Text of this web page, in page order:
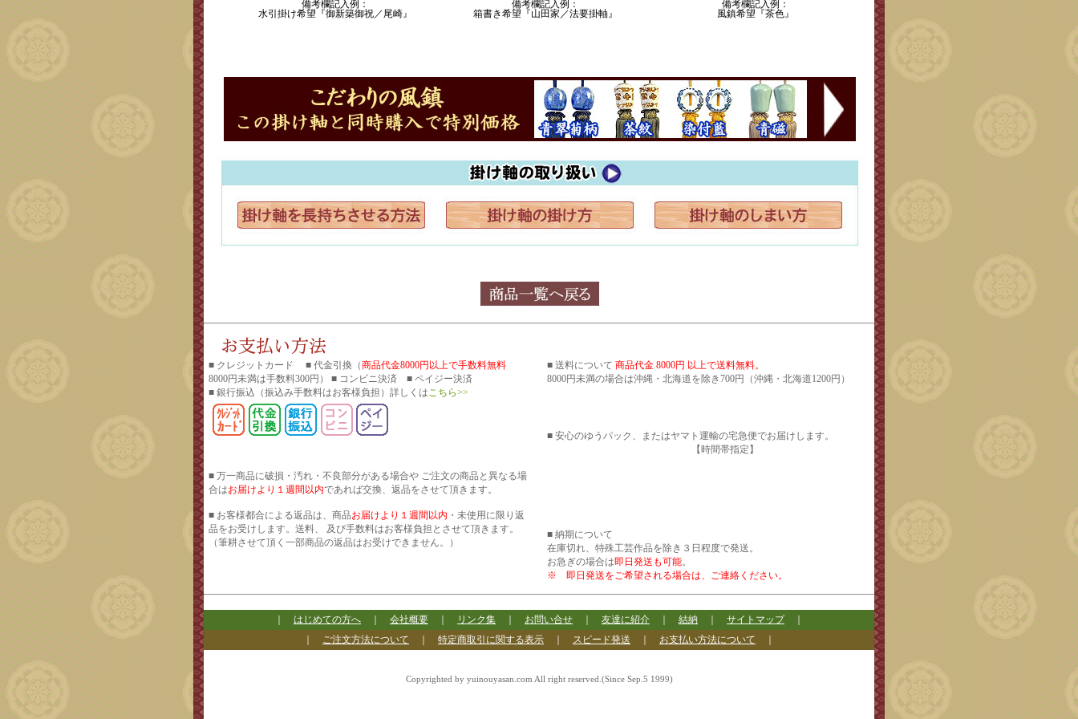
備考欄記入例：
水引掛け希望『御新築御祝／尾崎』
備考欄記入例：
箱書き希望『山田家／法要掛軸』
備考欄記入例：
風鎮希望『茶色』
■ クレジットカード ■ 代金引換（商品代金8000円以上で手数料無料
8000円未満は手数料300円） ■ コンビニ決済 ■ ペイジー決済
■ 銀行振込 （振込み手数料はお客様負担）詳しくはこちら>>
■ 万一商品に破損・汚れ・不良部分がある場合や ご注文の商品と異なる場
合はお届けより１週間以内であれば交換、返品をさせて頂きます。
■ お客様都合による返品は、商品お届けより１週間以内 ・未使用に限り返
品をお受けします。送料、 及び手数料はお客様負担とさせて頂きます。
（筆耕させて頂く一部商品の返品はお受けできません。）
■ 送料について 商品代金 8000円 以上で送料無料。
8000円未満の場合は沖縄・北海道を除き700円（沖縄・北海道1200円）
■ 安心のゆうパック、またはヤマト運輸の宅急便でお届けします。
【時間帯指定】
■ 納期について
在庫切れ、特殊工芸作品を除き３日程度で発送。
お急ぎの場合は即日発送も可能。
※ 即日発送をご希望される場合は、ご連絡ください。
はじめての方へ 会社概要 リンク集 お問い合せ 友達に紹介 結納 サイトマップ｜
ご注文方法について 特定商取引に関する表示 スピード発送 お支払い方法について
Copyrighted by yuinouyasan.com All right reserved.(Since Sep.5 1999)